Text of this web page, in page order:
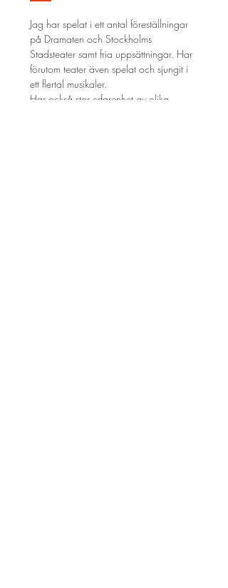
Jag har spelat i ett antal föreställningar
på Dramaten och Stockholms
Stadsteater samt fria uppsättningar. Har
förutom teater även spelat och sjungit i
ett flertal musikaler.
Har också stor erfarenhet av olika